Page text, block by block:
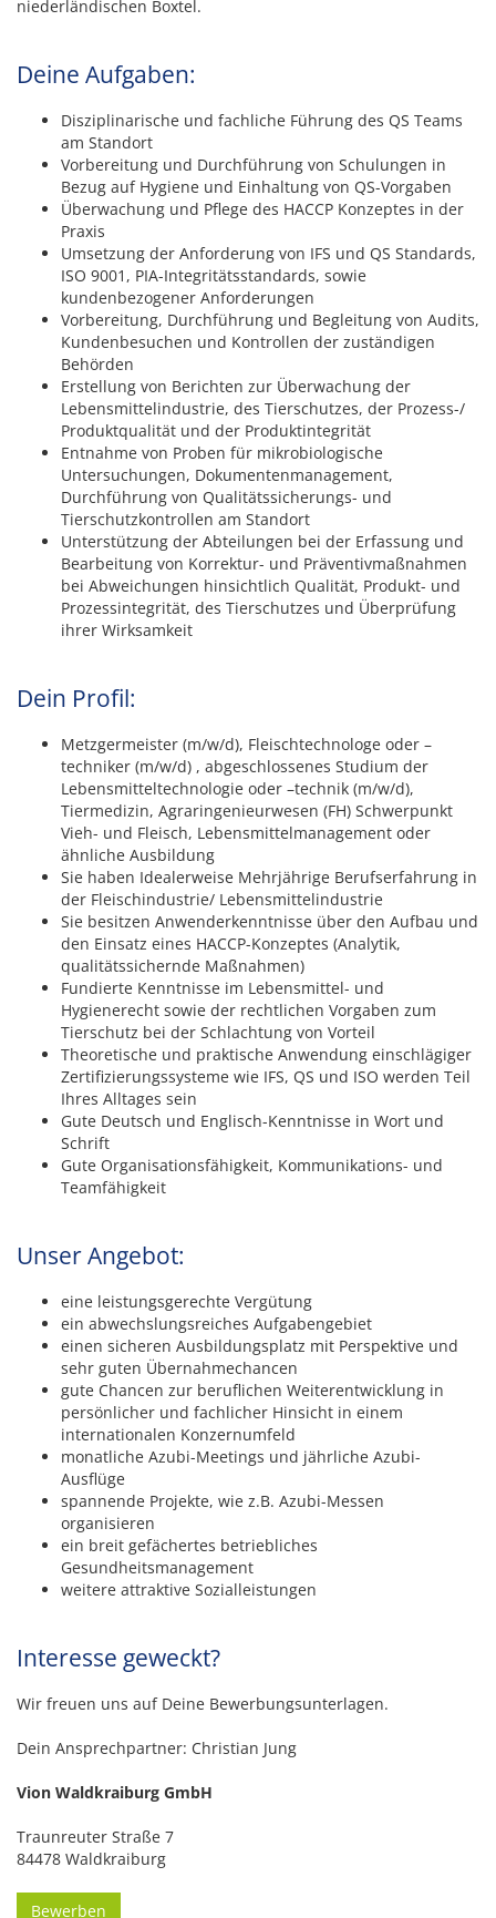
niederländischen Boxtel.
Deine Aufgaben:
Disziplinarische und fachliche Führung des QS Teams
am Standort
Vorbereitung und Durchführung von Schulungen in
Bezug auf Hygiene und Einhaltung von QS-Vorgaben
Überwachung und Pflege des HACCP Konzeptes in der
Praxis
Umsetzung der Anforderung von IFS und QS Standards,
ISO 9001, PIA-Integritätsstandards, sowie
kundenbezogener Anforderungen
Vorbereitung, Durchführung und Begleitung von Audits,
Kundenbesuchen und Kontrollen der zuständigen
Behörden
Erstellung von Berichten zur Überwachung der
Lebensmittelindustrie, des Tierschutzes, der Prozess-/
Produktqualität und der Produktintegrität
Entnahme von Proben für mikrobiologische
Untersuchungen, Dokumentenmanagement,
Durchführung von Qualitätssicherungs- und
Tierschutzkontrollen am Standort
Unterstützung der Abteilungen bei der Erfassung und
Bearbeitung von Korrektur- und Präventivmaßnahmen
bei Abweichungen hinsichtlich Qualität, Produkt- und
Prozessintegrität, des Tierschutzes und Überprüfung
ihrer Wirksamkeit
Dein Profil:
Metzgermeister (m/w/d), Fleischtechnologe oder –
techniker (m/w/d) , abgeschlossenes Studium der
Lebensmitteltechnologie oder –technik (m/w/d),
Tiermedizin, Agraringenieurwesen (FH) Schwerpunkt
Vieh- und Fleisch, Lebensmittelmanagement oder
ähnliche Ausbildung
Sie haben Idealerweise Mehrjährige Berufserfahrung in
der Fleischindustrie/ Lebensmittelindustrie
Sie besitzen Anwenderkenntnisse über den Aufbau und
den Einsatz eines HACCP-Konzeptes (Analytik,
qualitätssichernde Maßnahmen)
Fundierte Kenntnisse im Lebensmittel- und
Hygienerecht sowie der rechtlichen Vorgaben zum
Tierschutz bei der Schlachtung von Vorteil
Theoretische und praktische Anwendung einschlägiger
Zertifizierungssysteme wie IFS, QS und ISO werden Teil
Ihres Alltages sein
Gute Deutsch und Englisch-Kenntnisse in Wort und
Schrift
Gute Organisationsfähigkeit, Kommunikations- und
Teamfähigkeit
Unser Angebot:
eine leistungsgerechte Vergütung
ein abwechslungsreiches Aufgabengebiet
einen sicheren Ausbildungsplatz mit Perspektive und
sehr guten Übernahmechancen
gute Chancen zur beruflichen Weiterentwicklung in
persönlicher und fachlicher Hinsicht in einem
internationalen Konzernumfeld
monatliche Azubi-Meetings und jährliche Azubi-
Ausflüge
spannende Projekte, wie z.B. Azubi-Messen
organisieren
ein breit gefächertes betriebliches
Gesundheitsmanagement
weitere attraktive Sozialleistungen
Interesse geweckt?
Wir freuen uns auf Deine Bewerbungsunterlagen.
Dein Ansprechpartner: Christian Jung
Vion Waldkraiburg GmbH
Traunreuter Straße 7
84478 Waldkraiburg
Bewerben